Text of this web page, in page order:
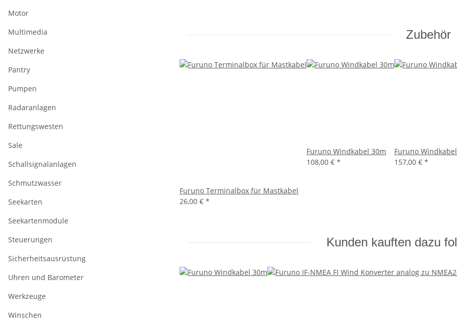
Zubehör
Furuno Terminalbox für Mastkabel
26,00 € *
Furuno Windkabel 30m
108,00 € *
Furuno
157,00 € *
Kunden kauften dazu
Motor
Multimedia
Netzwerke
Pantry
Pumpen
Radaranlagen
Rettungswesten
Sale
Schallsignalanlagen
Schmutzwasser
Seekarten
Seekartenmodule
Steuerungen
Sicherheitsausrüstung
Uhren und Barometer
Werkzeuge
Winschen